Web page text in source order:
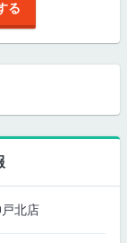
る
北店